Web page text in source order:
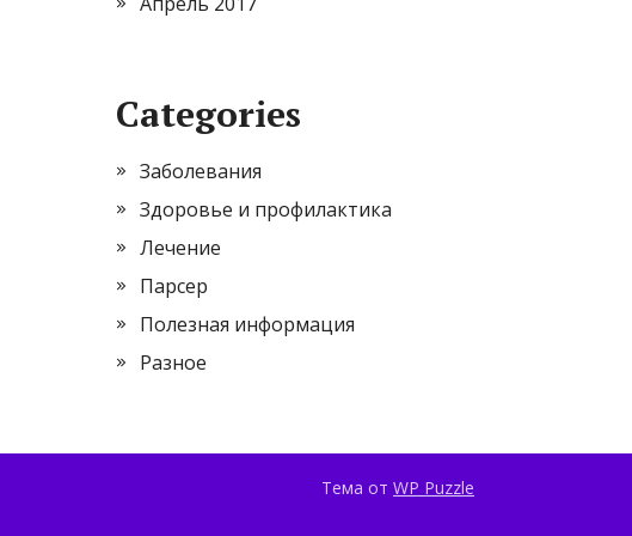
Categories
Заболевания
Здоровье и профилактика
Лечение
Парсер
Полезная информация
Разное
Тема от WP Puzzle